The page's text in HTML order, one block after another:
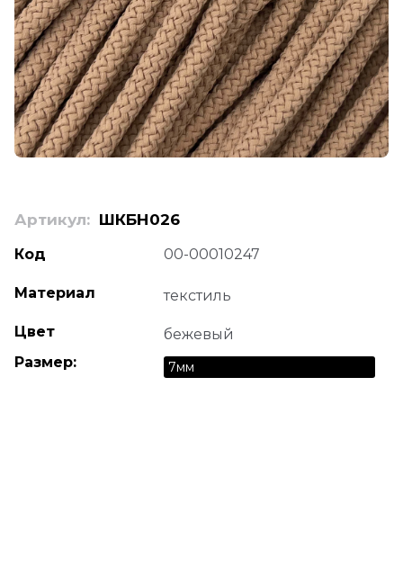
Артикул: ШКБН026
Код 00-00010247
Материал текстиль
Цвет
бежевый
Размер:
7мм